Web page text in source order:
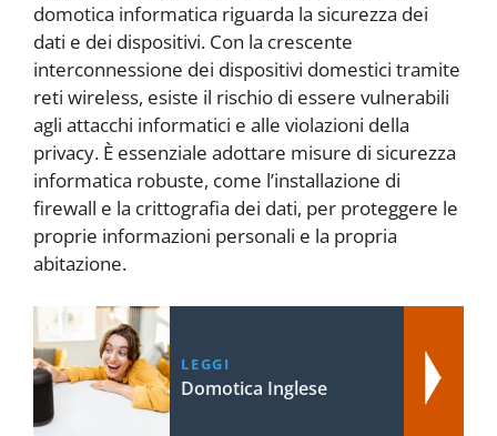
domotica informatica riguarda la sicurezza dei
dati e dei dispositivi. Con la crescente
interconnessione dei dispositivi domestici tramite
reti wireless, esiste il rischio di essere vulnerabili
agli attacchi informatici e alle violazioni della
privacy. È essenziale adottare misure di sicurezza
informatica robuste, come l’installazione di
firewall e la crittografia dei dati, per proteggere le
proprie informazioni personali e la propria
abitazione.
LEGGI
Domotica Inglese